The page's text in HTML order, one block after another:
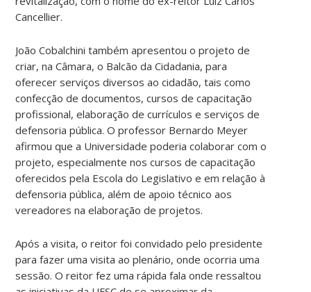
Cancellier.
João Cobalchini também apresentou o projeto de
criar, na Câmara, o Balcão da Cidadania, para
oferecer serviços diversos ao cidadão, tais como
confecção de documentos, cursos de capacitação
profissional, elaboração de currículos e serviços de
defensoria pública. O professor Bernardo Meyer
afirmou que a Universidade poderia colaborar com o
projeto, especialmente nos cursos de capacitação
oferecidos pela Escola do Legislativo e em relação à
defensoria pública, além de apoio técnico aos
vereadores na elaboração de projetos.
Após a visita, o reitor foi convidado pelo presidente
para fazer uma visita ao plenário, onde ocorria uma
sessão. O reitor fez uma rápida fala onde ressaltou